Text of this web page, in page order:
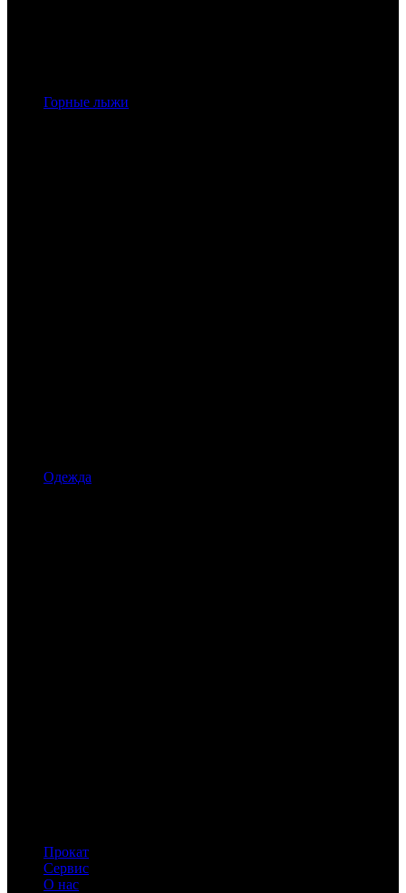
Горные лыжи
Одежда
Прокат
Сервис
О нас